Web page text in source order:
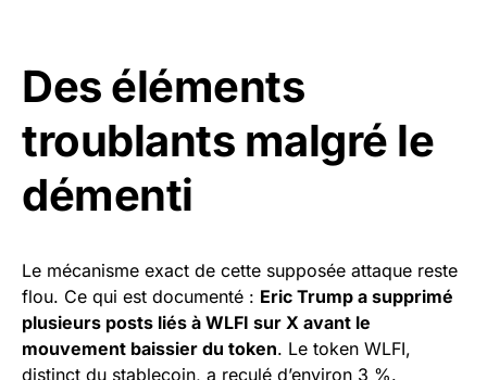
Des éléments
troublants malgré le
démenti
Le mécanisme exact de cette supposée attaque reste
flou. Ce qui est documenté : Eric Trump a supprimé
plusieurs posts liés à WLFI sur X avant le
mouvement baissier du token. Le token WLFI,
distinct du stablecoin, a reculé d’environ 3 %.